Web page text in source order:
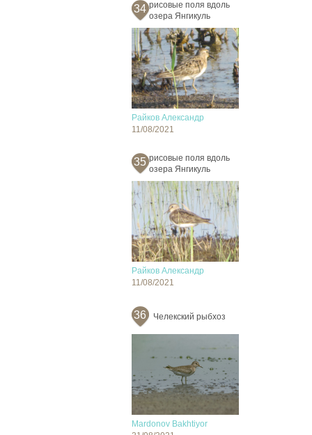
34 рисовые поля вдоль
озера Янгикуль
Райков Александр
11/08/2021
35 рисовые поля вдоль
озера Янгикуль
Райков Александр
11/08/2021
36 Челекский рыбхоз
Mardonov Bakhtiyor